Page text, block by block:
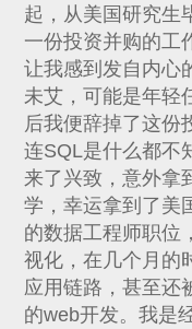
起，从美国研究生
一份投资并购的工
让我感到发自内心
未艾，可能是年轻
后我便辞掉了这份
连SQL是什么都不
来了兴致，意外拿
学，幸运拿到了美
的数据工程师职位
视化，在几个月的
应用链路，甚至还
的web开发。我是